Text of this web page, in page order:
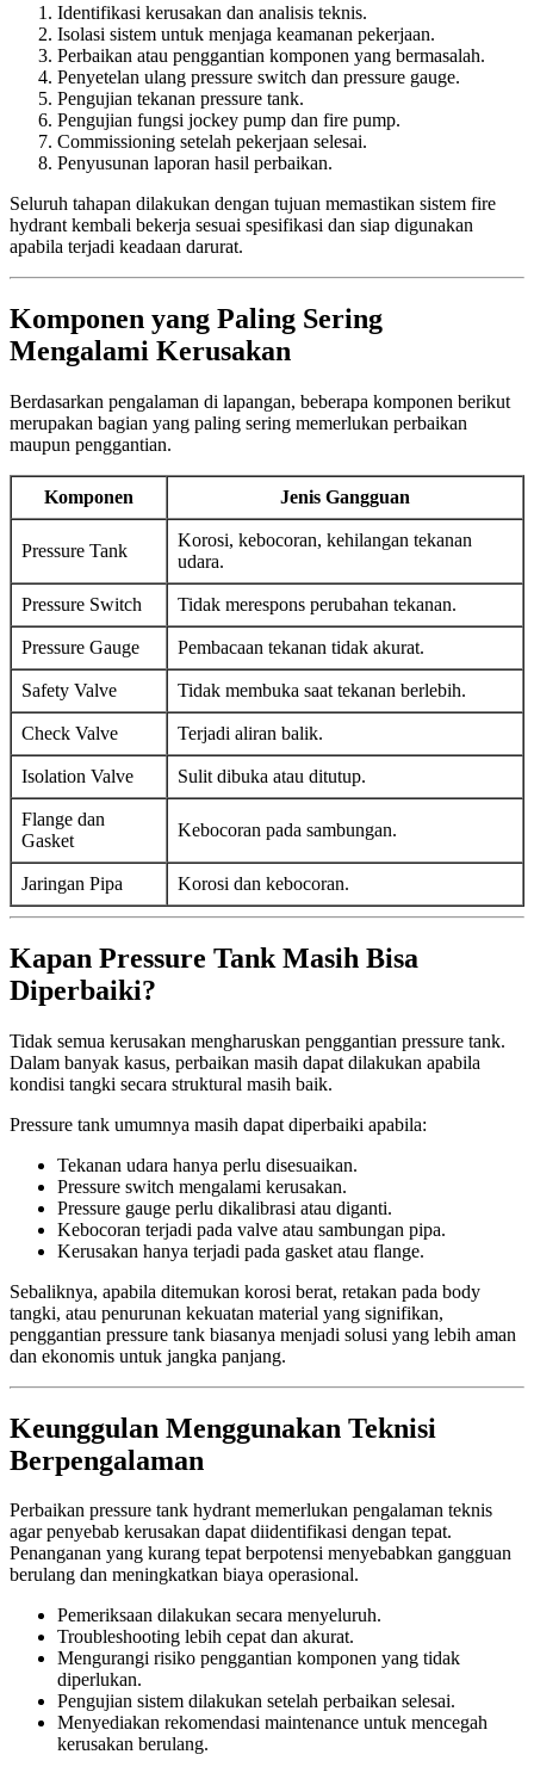
Identifikasi kerusakan dan analisis teknis.
Isolasi sistem untuk menjaga keamanan pekerjaan.
Perbaikan atau penggantian komponen yang bermasalah.
Penyetelan ulang pressure switch dan pressure gauge.
Pengujian tekanan pressure tank.
Pengujian fungsi jockey pump dan fire pump.
Commissioning setelah pekerjaan selesai.
Penyusunan laporan hasil perbaikan.
Seluruh tahapan dilakukan dengan tujuan memastikan sistem fire
hydrant kembali bekerja sesuai spesifikasi dan siap digunakan
apabila terjadi keadaan darurat.
Komponen yang Paling Sering
Mengalami Kerusakan
Berdasarkan pengalaman di lapangan, beberapa komponen berikut
merupakan bagian yang paling sering memerlukan perbaikan
maupun penggantian.
Komponen Jenis Gangguan
Pressure Tank
Korosi, kebocoran, kehilangan tekanan
udara.
Pressure Switch Tidak merespons perubahan tekanan.
Pressure Gauge Pembacaan tekanan tidak akurat.
Safety Valve Tidak membuka saat tekanan berlebih.
Check Valve Terjadi aliran balik.
Isolation Valve Sulit dibuka atau ditutup.
Flange dan
Gasket
Kebocoran pada sambungan.
Jaringan Pipa Korosi dan kebocoran.
Kapan Pressure Tank Masih Bisa
Diperbaiki?
Tidak semua kerusakan mengharuskan penggantian pressure tank.
Dalam banyak kasus, perbaikan masih dapat dilakukan apabila
kondisi tangki secara struktural masih baik.
Pressure tank umumnya masih dapat diperbaiki apabila:
Tekanan udara hanya perlu disesuaikan.
Pressure switch mengalami kerusakan.
Pressure gauge perlu dikalibrasi atau diganti.
Kebocoran terjadi pada valve atau sambungan pipa.
Kerusakan hanya terjadi pada gasket atau flange.
Sebaliknya, apabila ditemukan korosi berat, retakan pada body
tangki, atau penurunan kekuatan material yang signifikan,
penggantian pressure tank biasanya menjadi solusi yang lebih aman
dan ekonomis untuk jangka panjang.
Keunggulan Menggunakan Teknisi
Berpengalaman
Perbaikan pressure tank hydrant memerlukan pengalaman teknis
agar penyebab kerusakan dapat diidentifikasi dengan tepat.
Penanganan yang kurang tepat berpotensi menyebabkan gangguan
berulang dan meningkatkan biaya operasional.
Pemeriksaan dilakukan secara menyeluruh.
Troubleshooting lebih cepat dan akurat.
Mengurangi risiko penggantian komponen yang tidak
diperlukan.
Pengujian sistem dilakukan setelah perbaikan selesai.
Menyediakan rekomendasi maintenance untuk mencegah
kerusakan berulang.